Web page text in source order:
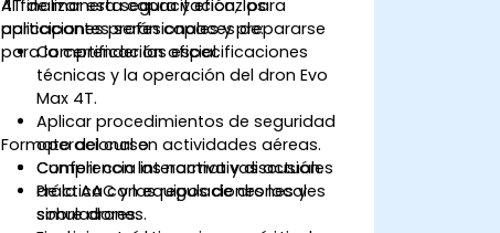
4T de manera segura y eficaz para
aplicaciones profesionales y prepararse
para la certificación oficial.
Al finalizar esta capacitación, los
participantes serán capaces de:
Comprender las especificaciones
técnicas y la operación del dron Evo
Max 4T.
Aplicar procedimientos de seguridad
operacional en actividades aéreas.
Cumplir con las normativas actuales
de la AAC y las regulaciones locales
sobre drones.
Formato del curso
Conferencia interactiva y discusión.
Práctica con equipos de drones y
simuladores.